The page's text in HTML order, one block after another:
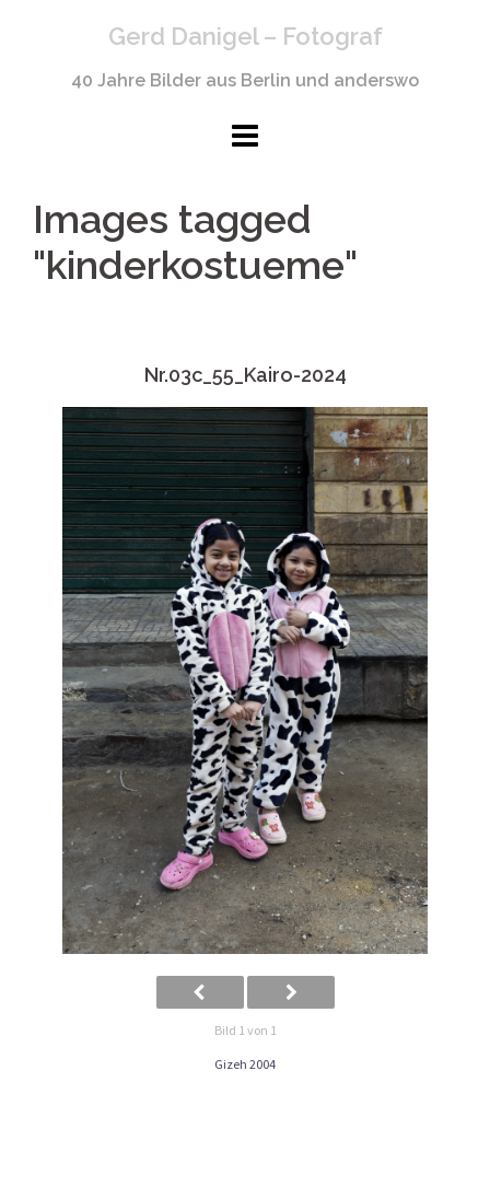
Gerd Danigel – Fotograf
40 Jahre Bilder aus Berlin und anderswo
Images tagged
"kinderkostueme"
Nr.03c_55_Kairo-2024
Bild 1 von 1
Gizeh 2004